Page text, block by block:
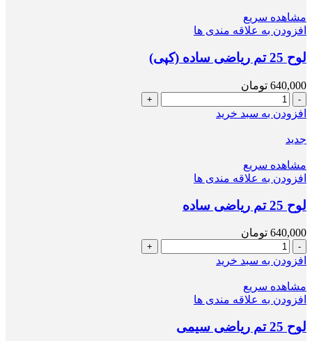
مشاهده سریع
افزودن به علاقه مندی ها
لوح 25 تم ریاضی ساده (کپی)
640,000 تومان
لوح
25
تم
ریاضی
(کپی)
عدد
افزودن به سبد خرید
جدید
مشاهده سریع
افزودن به علاقه مندی ها
لوح 25 تم ریاضی ساده
640,000 تومان
لوح
25
تم
ریاضی
ساده
افزودن به سبد خرید
مشاهده سریع
افزودن به علاقه مندی ها
لوح 25 تم ریاضی سیمی